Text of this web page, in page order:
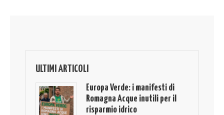
ULTIMI ARTICOLI
Europa Verde: i manifesti di
Romagna Acque inutili per il
risparmio idrico